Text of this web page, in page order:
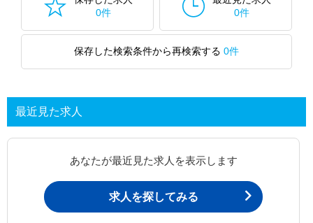
0件
0件
保存した検索条件から再検索する 0件
最近見た求人
あなたが最近見た求人を表示します
求人を探してみる